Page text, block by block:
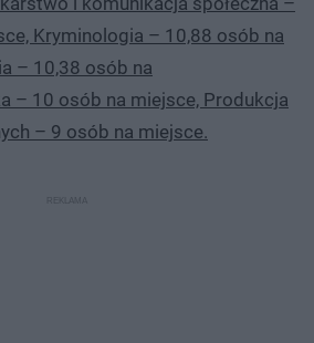
Kryminologia – 10,88 osób na
– 10,38 osób na
– 10 osób na miejsce, Produkcja
– 9 osób na miejsce.